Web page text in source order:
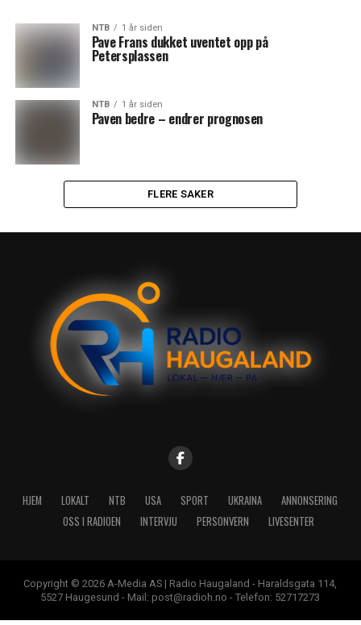
NTB 1 år siden
Pave Frans dukket uventet opp på
Petersplassen
NTB 1 år siden
Paven bedre – endrer prognosen
FLERE SAKER
HJEM LOKALT NTB USA SPORT UKRAINA
ANNONSERING
OSS I RADIOEN
INTERVJU PERSONVERN LIVESENTER
Copyright © 2026 A-Media AS | Radio Haugaland - Haraldsgata 114,
5527 Haugesund - Mail: post@radioh.no - Telefon: 52717273